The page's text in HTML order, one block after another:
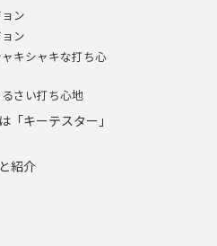
ン
ン
キシャキな打ち心
さい打ち心地
「キーテスター」
紹介